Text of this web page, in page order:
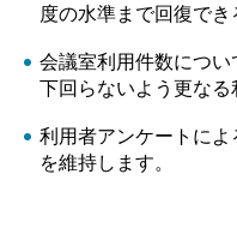
度の水準まで回復でき
会議室利用件数につ
下回らないよう更なる
利用者アンケートに
を維持します。